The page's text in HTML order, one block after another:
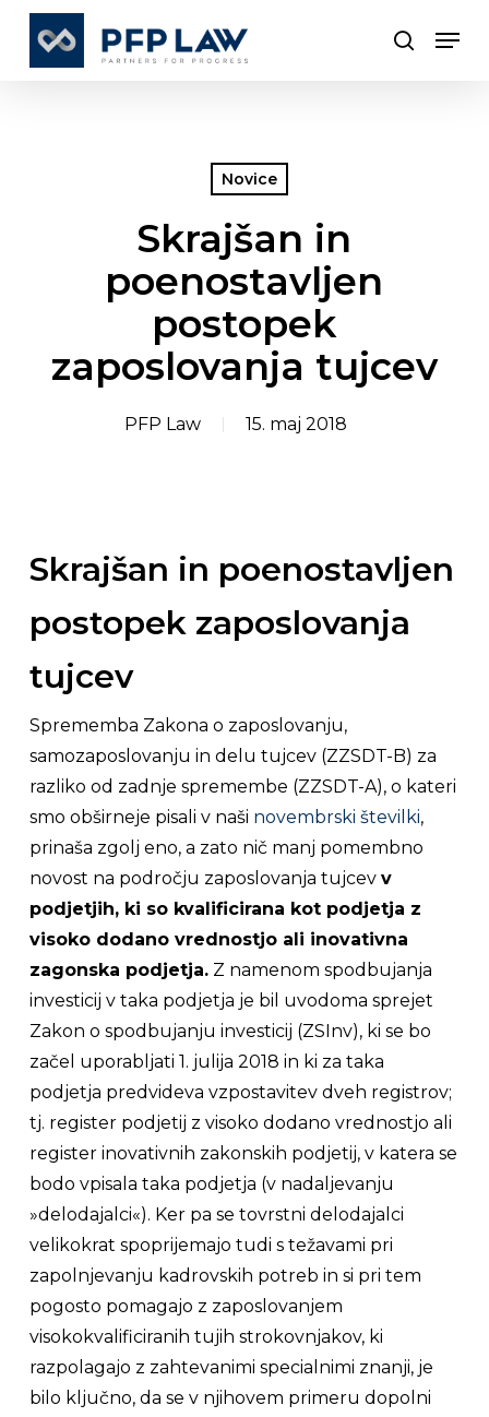
Skip
main
search
Novice
Skrajšan in
poenostavljen
postopek
zaposlovanja tujcev
PFP Law 15. maj 2018
Skrajšan in poenostavljen
postopek zaposlovanja
tujcev
Sprememba Zakona o zaposlovanju,
samozaposlovanju in delu tujcev (ZZSDT-B) za
razliko od zadnje spremembe (ZZSDT-A), o kateri
smo obširneje pisali v naši novembrski številki,
prinaša zgolj eno, a zato nič manj pomembno
novost na področju zaposlovanja tujcev v
podjetjih, ki so kvalificirana kot podjetja z
visoko dodano vrednostjo ali inovativna
zagonska podjetja.Z namenom spodbujanja
investicij v taka podjetja je bil uvodoma sprejet
Zakon o spodbujanju investicij (ZSInv), ki se bo
začel uporabljati 1. julija 2018 in ki za taka
podjetja predvideva vzpostavitev dveh registrov;
tj. register podjetij z visoko dodano vrednostjo ali
register inovativnih zakonskih podjetij, v katera se
bodo vpisala taka podjetja (v nadaljevanju
»delodajalci«). Ker pa se tovrstni delodajalci
velikokrat spoprijemajo tudi s težavami pri
zapolnjevanju kadrovskih potreb in si pri tem
pogosto pomagajo z zaposlovanjem
visokokvalificiranih tujih strokovnjakov, ki
razpolagajo z zahtevanimi specialnimi znanji, je
bilo ključno, da se v njihovem primeru dopolni